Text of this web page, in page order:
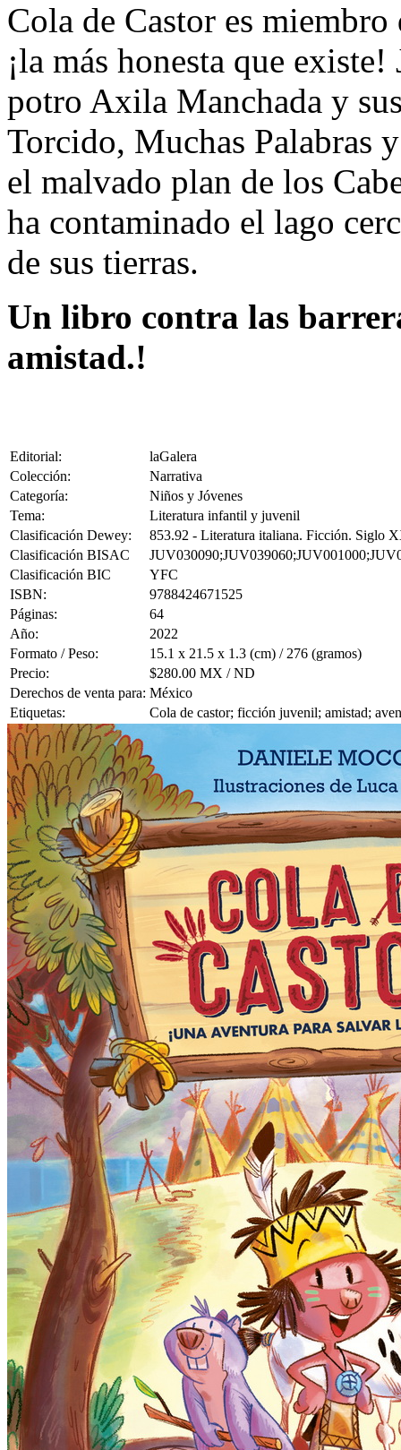
Cola de Castor es
¡la más honesta que
potro Axila Manchada y
Torcido, Muchas Palabras
el malvado plan de los
ha contaminado el lago
de sus tierras.
Un libro contra las
amistad.!
Editorial:
laGalera
Colección:
Narrativa
Categoría:
Niños y Jóvenes
Tema:
Literatura infantil y juvenil
Clasificación Dewey:
853.92 - Literatura italiana. Ficción. Siglo
Clasificación BISAC
Clasificación BIC
YFC
ISBN:
9788424671525
Páginas:
64
Año:
2022
Formato / Peso:
15.1 x 21.5 x 1.3 (cm) / 276 (gramos)
Precio:
$280.00 MX / ND
Derechos de venta para: México
Etiquetas:
Cola de castor; ficción juvenil; amistad;